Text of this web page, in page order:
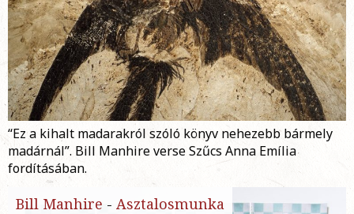
“Ez a kihalt madarakról szóló könyv nehezebb bármely
madárnál”. Bill Manhire verse Szűcs Anna Emília
fordításában.
Bill Manhire - Asztalosmunka